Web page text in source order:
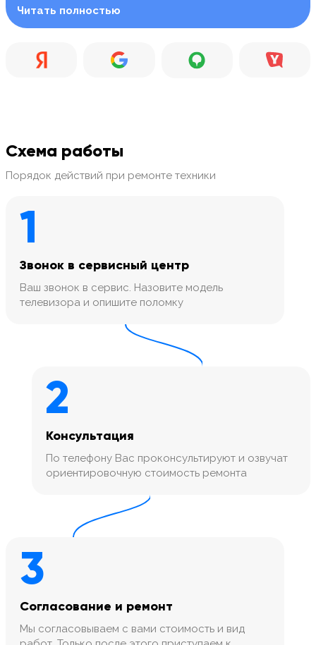
Читать полностью
Схема работы
Порядок действий при ремонте техники
1
Звонок в сервисный центр
Ваш звонок в сервис. Назовите модель
телевизора и опишите поломку
2
Консультация
По телефону Вас проконсультируют и озвучат
ориентировочную стоимость ремонта
3
Согласование и ремонт
Мы согласовываем с вами стоимость и вид